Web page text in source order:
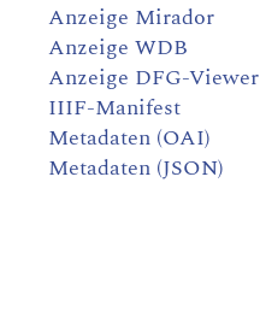
Anzeige Mirador
Anzeige WDB
Anzeige DFG-Viewer
IIIF-Manifest
Metadaten (OAI)
Metadaten (JSON)